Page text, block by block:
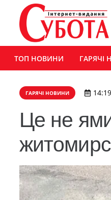
ТОП НОВИНИ ГАРЯЧІ
ГАРЯЧІ НОВИНИ
Це не